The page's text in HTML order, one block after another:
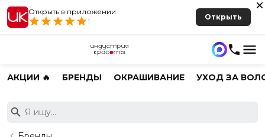
Открыть в приложении
1
Открыть
АКЦИИ 🔥 БРЕНДЫ ОКРАШИВАНИЕ УХОД ЗА